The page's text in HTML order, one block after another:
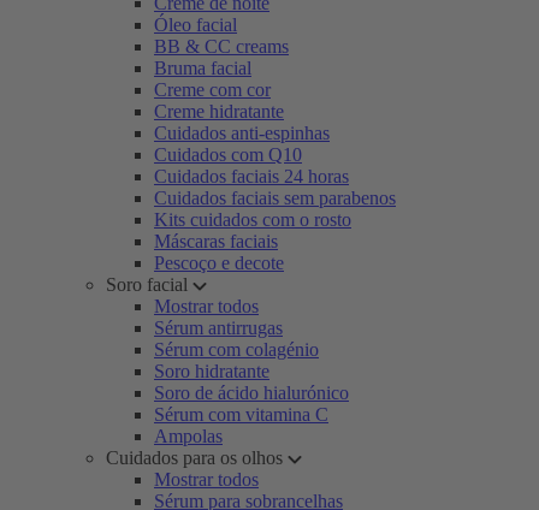
Óleo facial
BB & CC creams
Bruma facial
Creme com cor
Creme hidratante
Cuidados anti-espinhas
Cuidados com Q10
Cuidados faciais 24 horas
Cuidados faciais sem parabenos
Kits cuidados com o rosto
Máscaras faciais
Pescoço e decote
Soro facial
Mostrar todos
Sérum antirrugas
Sérum com colagénio
Soro hidratante
Soro de ácido hialurónico
Sérum com vitamina C
Ampolas
Cuidados para os olhos
Mostrar todos
Sérum para sobrancelhas